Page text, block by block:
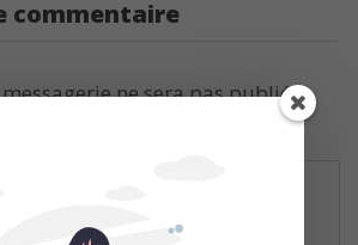
commentaire
ne sera pas publiée.
sont indiqués avec